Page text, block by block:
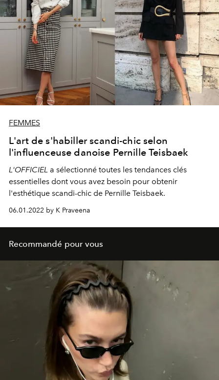
FEMMES
L'art de s'habiller scandi-chic selon
l'influenceuse danoise Pernille Teisbaek
L'OFFICIEL a sélectionné toutes les tendances clés
essentielles dont vous avez besoin pour obtenir
l'esthétique scandi-chic de Pernille Teisbaek.
06.01.2022 by K Praveena
Recommandé pour vous